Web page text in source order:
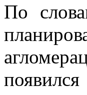
По